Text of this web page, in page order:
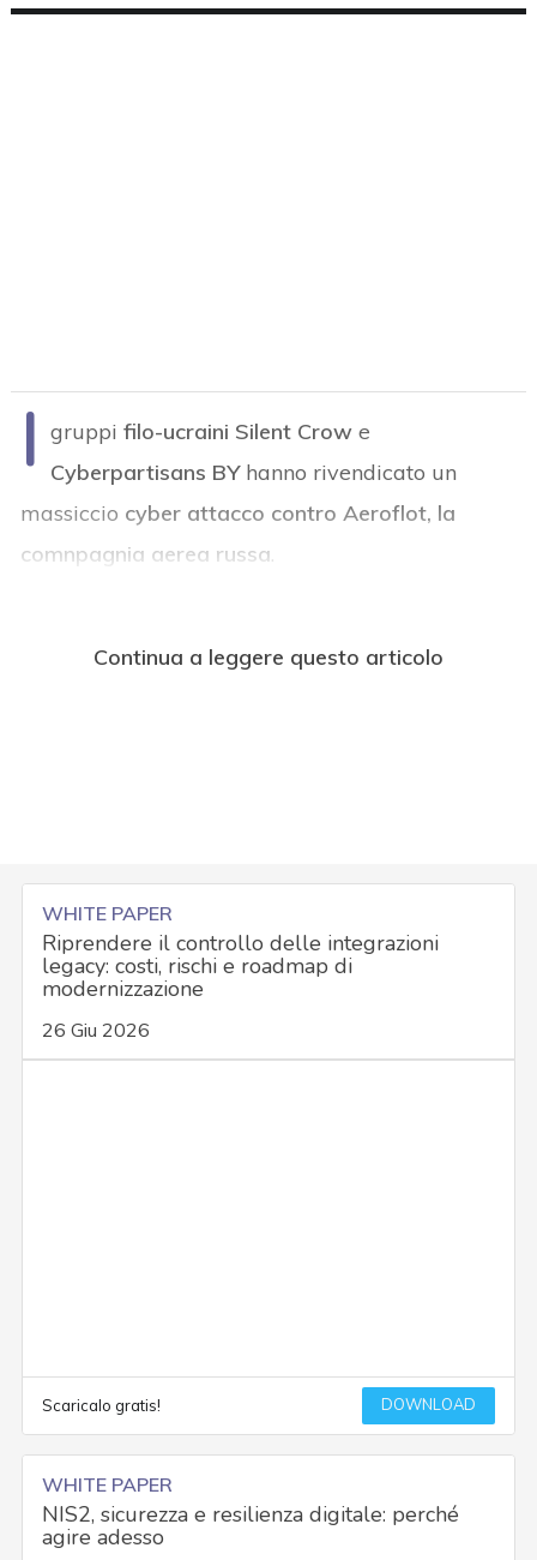
I gruppifilo-ucraini Silent Crow e
Cyberpartisans BYhanno rivendicato un
massiccio cyber attacco contro Aeroflot, la
comnpagnia aerea russa.
Continua a leggere questo articolo
WHITE PAPER
Riprendere il controllo delle integrazioni
legacy: costi, rischi e roadmap di
modernizzazione
26 Giu 2026
Scaricalo gratis! DOWNLOAD
WHITE PAPER
NIS2, sicurezza e resilienza digitale: perché
agire adesso